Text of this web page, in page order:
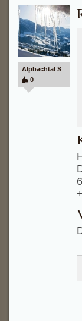
Alpbachtal S
0